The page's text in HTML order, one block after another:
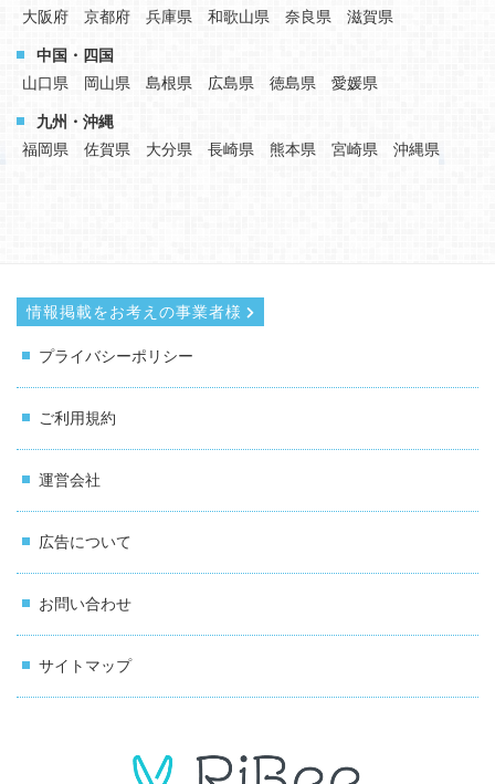
大阪府
京都府 兵庫県 和歌山県 奈良県 滋賀県
中国・四国
山口県
岡山県 島根県 広島県 徳島県 愛媛県
九州・沖縄
福岡県
佐賀県 大分県 長崎県 熊本県 宮崎県 沖縄県
情報掲載をお考えの事業者様
プライバシーポリシー
ご利用規約
運営会社
広告について
お問い合わせ
サイトマップ